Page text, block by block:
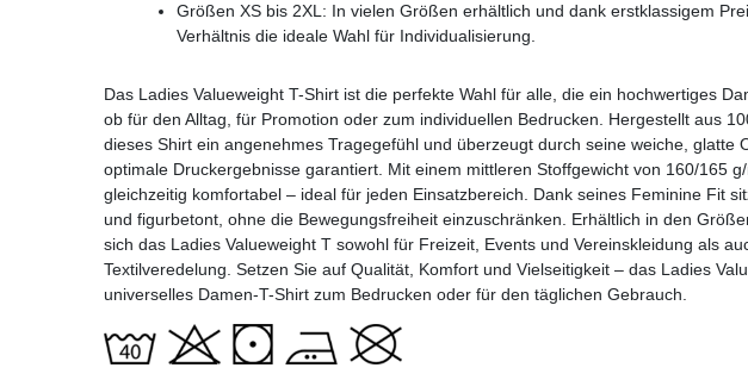
Größen XS bis 2XL: In vielen Größen erhältlich und dank erstklassigem
Verhältnis die ideale Wahl für Individualisierung.
Das Ladies Valueweight T-Shirt ist die perfekte Wahl für alle, die ein hochwertiges
ob für den Alltag, für Promotion oder zum individuellen Bedrucken. Hergestellt aus
dieses Shirt ein angenehmes Tragegefühl und überzeugt durch seine weiche, glatte
optimale Druckergebnisse garantiert. Mit einem mittleren Stoffgewicht von 160/165
gleichzeitig komfortabel – ideal für jeden Einsatzbereich. Dank seines Feminine Fit
und figurbetont, ohne die Bewegungsfreiheit einzuschränken. Erhältlich in den
sich das Ladies Valueweight T sowohl für Freizeit, Events und Vereinskleidung als
Textilveredelung. Setzen Sie auf Qualität, Komfort und Vielseitigkeit – das Ladies
universelles Damen-T-Shirt zum Bedrucken oder für den täglichen Gebrauch.